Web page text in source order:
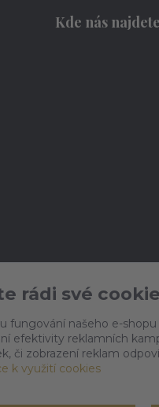
Kde nás najdete
rádi své
fungování našeho e-
efektivity reklamních
či zobrazení reklam
k využití cookies